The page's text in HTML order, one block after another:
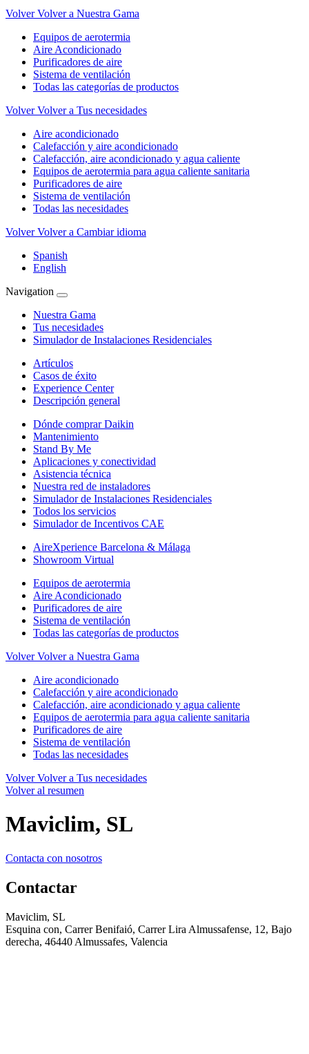
Volver Volver a Nuestra Gama
Equipos de aerotermia
Aire Acondicionado
Purificadores de aire
Sistema de ventilación
Todas las categorías de productos
Volver Volver a Tus necesidades
Aire acondicionado
Calefacción y aire acondicionado
Calefacción, aire acondicionado y agua caliente
Equipos de aerotermia para agua caliente sanitaria
Purificadores de aire
Sistema de ventilación
Todas las necesidades
Volver Volver a Cambiar idioma
Spanish
English
Navigation
Nuestra Gama
Tus necesidades
Simulador de Instalaciones Residenciales
Artículos
Casos de éxito
Experience Center
Descripción general
Dónde comprar Daikin
Mantenimiento
Stand By Me
Aplicaciones y conectividad
Asistencia técnica
Nuestra red de instaladores
Simulador de Instalaciones Residenciales
Todos los servicios
Simulador de Incentivos CAE
AireXperience Barcelona & Málaga
Showroom Virtual
Equipos de aerotermia
Aire Acondicionado
Purificadores de aire
Sistema de ventilación
Todas las categorías de productos
Volver Volver a Nuestra Gama
Aire acondicionado
Calefacción y aire acondicionado
Calefacción, aire acondicionado y agua caliente
Equipos de aerotermia para agua caliente sanitaria
Purificadores de aire
Sistema de ventilación
Todas las necesidades
Volver Volver a Tus necesidades
Volver al resumen
Maviclim, SL
Contacta con nosotros
Contactar
Maviclim, SL
Esquina con, Carrer Benifaió, Carrer Lira Almussafense, 12, Bajo
derecha, 46440 Almussafes, Valencia